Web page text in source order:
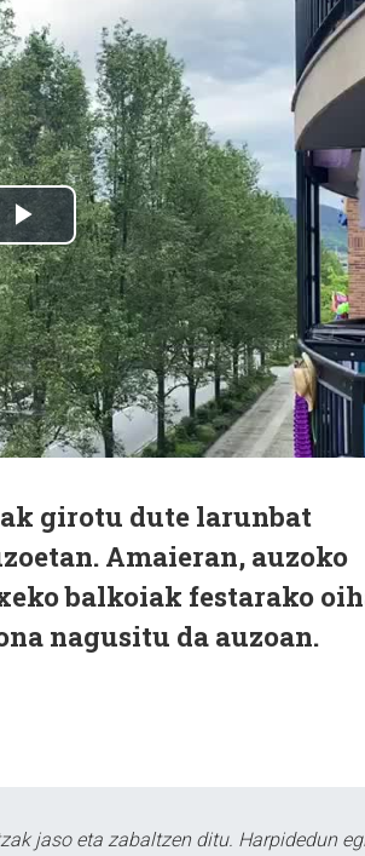
girotu dute larunbat
Amaieran, auzoko
balkoiak festarako
nagusitu da auzoan.
jaso eta zabaltzen ditu. Harpidedun